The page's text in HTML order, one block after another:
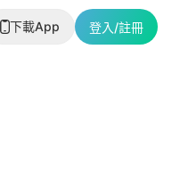
下載App 登入/註冊